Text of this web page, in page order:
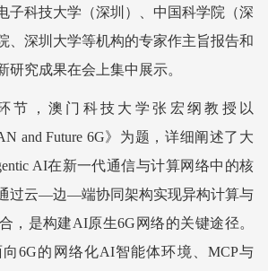
子科技大学（深圳）、中国科学院（深
、深圳大学等机构的专家作主旨报告和
研究成果在会上集中展示。
节，澳门科技大学张宏纲教授以
and Future 6G》为题，详细阐述了大
AI在新一代通信与计算网络中的核
过云—边—端协同架构实现异构计算与
，是构建AI原生6G网络的关键途径。
6G的网络化AI智能体环境、MCP与